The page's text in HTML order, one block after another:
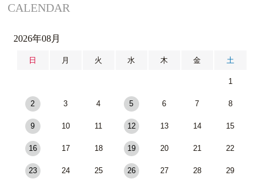
CALENDAR
2026年08月
日 月 火 水 木 金 土
1
2 3 4 5 6 7 8
9 10 11 12 13 14 15
16 17 18 19 20 21 22
23 24 25 26 27 28 29